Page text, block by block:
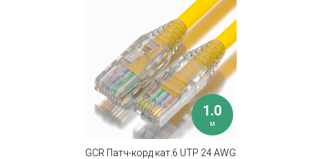
1.0
м
GCR Патч-корд кат.6 UTP 24 AWG